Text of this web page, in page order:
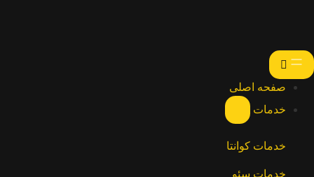
صفحه اصلی
خدمات
خدمات کوانتا
خدمات سئو